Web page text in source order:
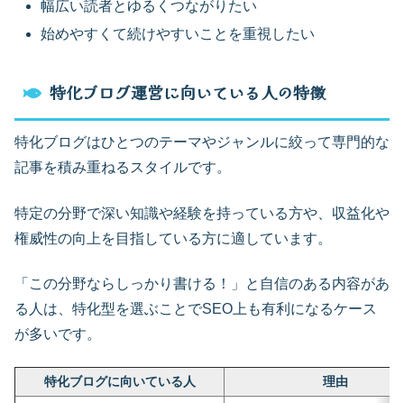
幅広い読者とゆるくつながりたい
始めやすくて続けやすいことを重視したい
特化ブログ運営に向いている人の特徴
特化ブログはひとつのテーマやジャンルに絞って専門的な
記事を積み重ねるスタイルです。
特定の分野で深い知識や経験を持っている方や、収益化や
権威性の向上を目指している方に適しています。
「この分野ならしっかり書ける！」と自信のある内容があ
る人は、特化型を選ぶことでSEO上も有利になるケース
が多いです。
特化ブログに向いている人 理由